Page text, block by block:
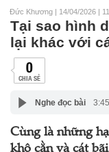
Đức Khương | 14/04/2026 |
Tại sao hình
lại khác với
0
CHIA SẺ
Nghe đọc bài 3:45
Cùng là những
khô cằn và cát